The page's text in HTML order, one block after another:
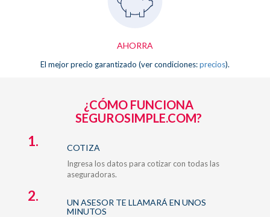
AHORRA
El mejor precio garantizado (ver condiciones:precios).
¿CÓMO FUNCIONA
SEGUROSIMPLE.COM?
1. COTIZA
Ingresa los datos para cotizar con todas las
aseguradoras.
2.
UN ASESOR TE LLAMARÁ EN UNOS
MINUTOS